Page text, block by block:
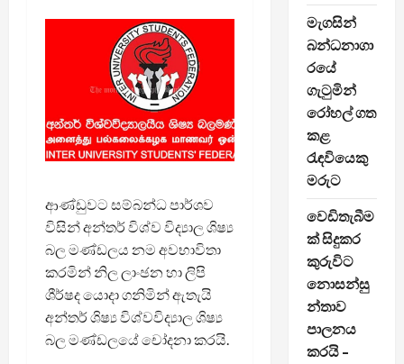
ආණ්ඩුවට සම්බන්ධ පාර්ශව
විසින් අන්තර් විශ්ව විද්‍යාල ශිෂ්‍ය
බල මණ්ඩලය නම අවභාවිතා
කරමින් නිල ලාංඡන හා ලිපි
ශීර්ෂද යොදා ගනිමින් ඇතැයි
අන්තර් ශිෂ්‍ය විශ්වවිද්‍යාල ශිෂ්‍ය
බල මණ්ඩලයේ චෝදනා කරයි.
මැගසින්
බන්ධනාගා
රයේ
ගැටුමින්
රෝහල් ගත
කළ
රැඳවියෙකු
මරුට
වෙඩිතැබීම
ක් සිදුකර
කුරුවිට
නොසන්සු
න්තාව
පාලනය
කරයි –